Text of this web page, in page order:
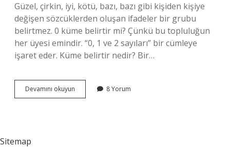
Güzel, çirkin, iyi, kötü, bazı, bazı gibi kişiden kişiye
değişen sözcüklerden oluşan ifadeler bir grubu
belirtmez. 0 küme belirtir mi? Çünkü bu topluluğun
her üyesi emindir. “0, 1 ve 2 sayıları” bir cümleye
işaret eder. Küme belirtir nedir? Bir…
Devamını okuyun
Ne
8 Yorum
Sitemap